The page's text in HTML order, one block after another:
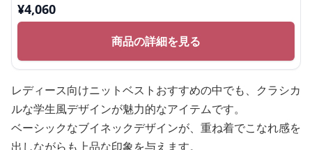
¥4,060
商品の詳細を見る
レディース向けニットベストおすすめの中でも、クラシカ
ルな学生風デザインが魅力的なアイテムです。
ベーシックなブイネックデザインが、重ね着でこなれ感を
出しながらも上品な印象を与えます。